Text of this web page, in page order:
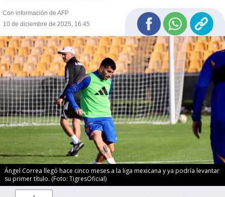
Con información de AFP
10 de diciembre de 2025, 16:45
Ángel Correa llegó hace cinco meses a la liga mexicana y ya podría levantar
su primer título. (Foto: TigresOficial)